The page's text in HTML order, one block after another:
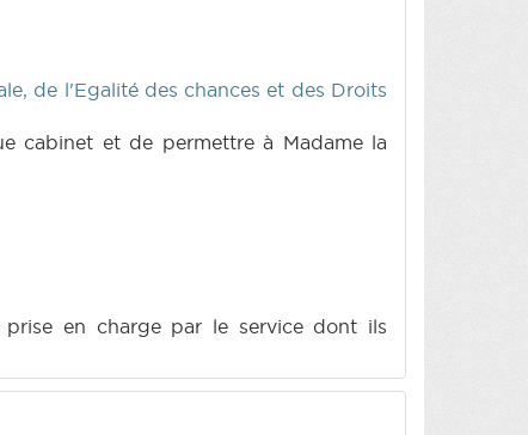
de l'Egalité des chances et des Droits
cabinet et de permettre à Madame la
en charge par le service dont ils